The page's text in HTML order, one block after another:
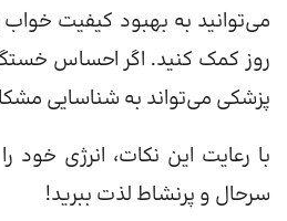
می‌توانید به بهبود کیفیت
روز کمک کنید. اگر احساس
پزشکی می‌تواند به شناسایی
با رعایت این نکات، انرژی خود
سرحال و پرنشاط لذت ببرید!